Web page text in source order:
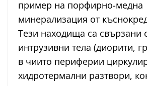
пример на порфирно-медна
минерализация от
Тези находища са свързани
интрузивни тела (диорити,
в чиито периферии
хидротермални разтвори,